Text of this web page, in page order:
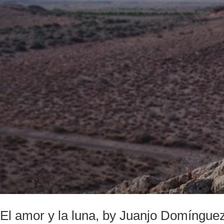
El amor y la luna, by Juanjo